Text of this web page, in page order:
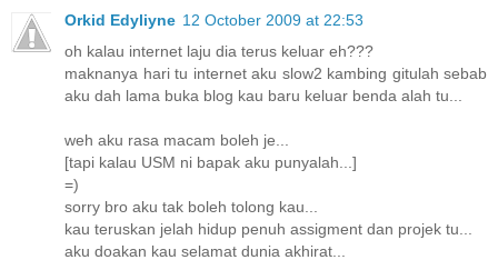
Orkid Edyliyne 12 October 2009 at 22:53
oh kalau internet laju dia terus keluar eh???
maknanya hari tu internet aku slow2 kambing gitulah sebab
aku dah lama buka blog kau baru keluar benda alah tu...
weh aku rasa macam boleh je...
[tapi kalau USM ni bapak aku punyalah...]
=)
sorry bro aku tak boleh tolong kau...
kau teruskan jelah hidup penuh assigment dan projek tu...
aku doakan kau selamat dunia akhirat...